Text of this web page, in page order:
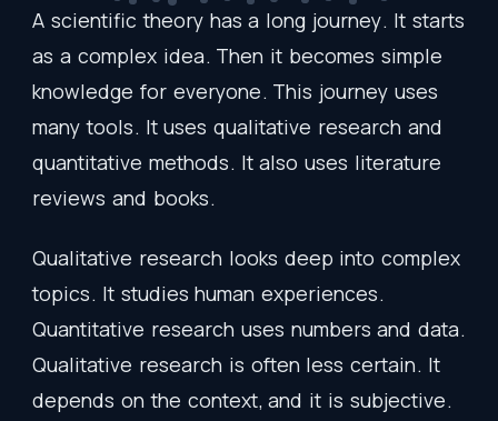
A scientific theory has a long journey. It starts
as a complex idea. Then it becomes simple
knowledge for everyone. This journey uses
many tools. It uses qualitative research and
quantitative methods. It also uses literature
reviews and books.
Qualitative research looks deep into complex
topics. It studies human experiences.
Quantitative research uses numbers and data.
Qualitative research is often less certain. It
depends on the context, and it is subjective.